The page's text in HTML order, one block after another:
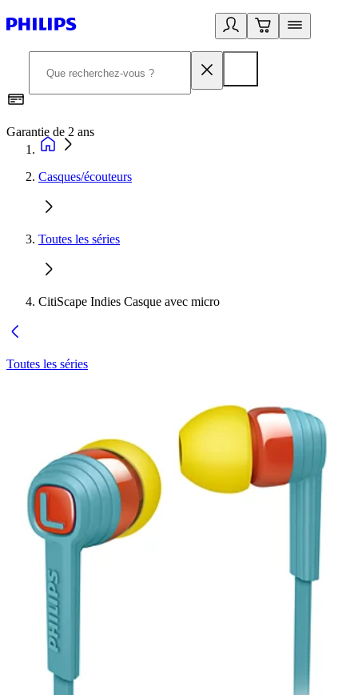
Garantie de 2 ans
Casques/écouteurs
Toutes les séries
CitiScape Indies Casque avec micro
Toutes les séries